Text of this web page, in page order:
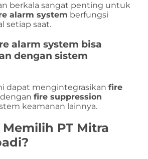
berkala sangat penting untuk
alarm system berfungsi
setiap saat.
alarm system bisa
dengan sistem
dapat mengintegrasikan fire
dengan fire suppression
keamanan lainnya.
PT Mitra